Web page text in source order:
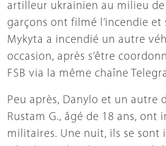
artilleur ukrainien au milieu de
garçons ont filmé l’incendie et
Mykyta a incendié un autre
occasion, après s’être
FSB via la même chaîne
Peu après, Danylo et un autre
Rustam G., âgé de 18 ans, ont
militaires. Une nuit, ils se sont